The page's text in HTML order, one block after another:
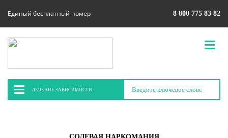
Единый бесплатный номер 8 800 775 83 82
ЛЕЧЕНИЕ ЗАВИСИМОСТИ